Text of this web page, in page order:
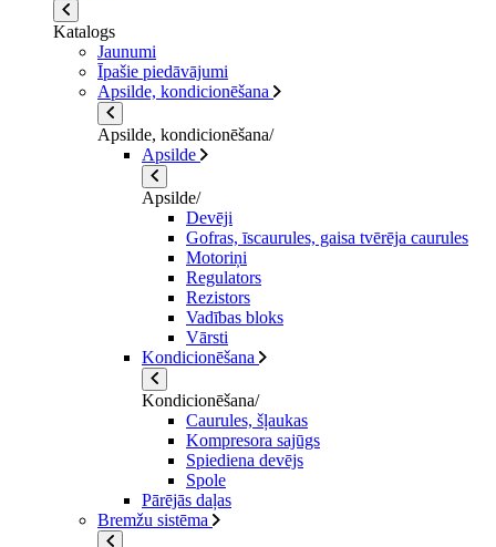
Katalogs
Jaunumi
Īpašie piedāvājumi
Apsilde, kondicionēšana
Apsilde, kondicionēšana/
Apsilde
Apsilde/
Devēji
Gofras, īscaurules, gaisa tvērēja caurules
Motoriņi
Regulators
Rezistors
Vadības bloks
Vārsti
Kondicionēšana
Kondicionēšana/
Caurules, šļaukas
Kompresora sajūgs
Spiediena devējs
Spole
Pārējās daļas
Bremžu sistēma